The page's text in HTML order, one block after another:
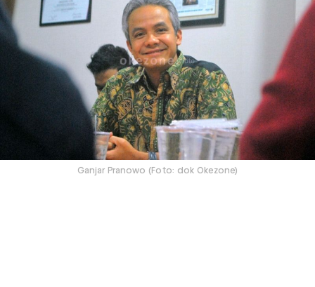
Ganjar Pranowo (Foto: dok Okezone)